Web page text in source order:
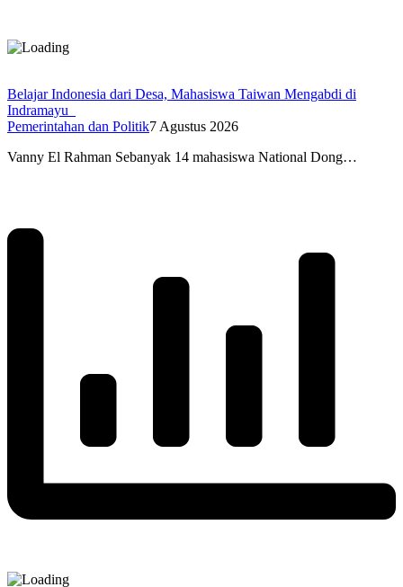
Belajar Indonesia dari Desa, Mahasiswa Taiwan Mengabdi di
Indramayu
Pemerintahan dan Politik7 Agustus 2026
Vanny El Rahman Sebanyak 14 mahasiswa National Dong…